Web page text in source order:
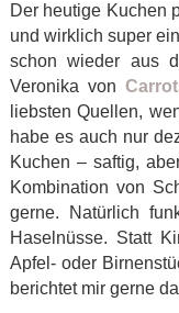
Der heutige Kuchen
und wirklich super
schon wieder aus
Veronika von
liebsten Quellen,
habe es auch nur
Kuchen – saftig,
Kombination von
gerne. Natürlich
Haselnüsse. Statt
Apfel- oder
berichtet mir gerne